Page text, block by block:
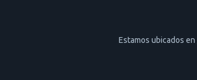
Estamos ubicados en